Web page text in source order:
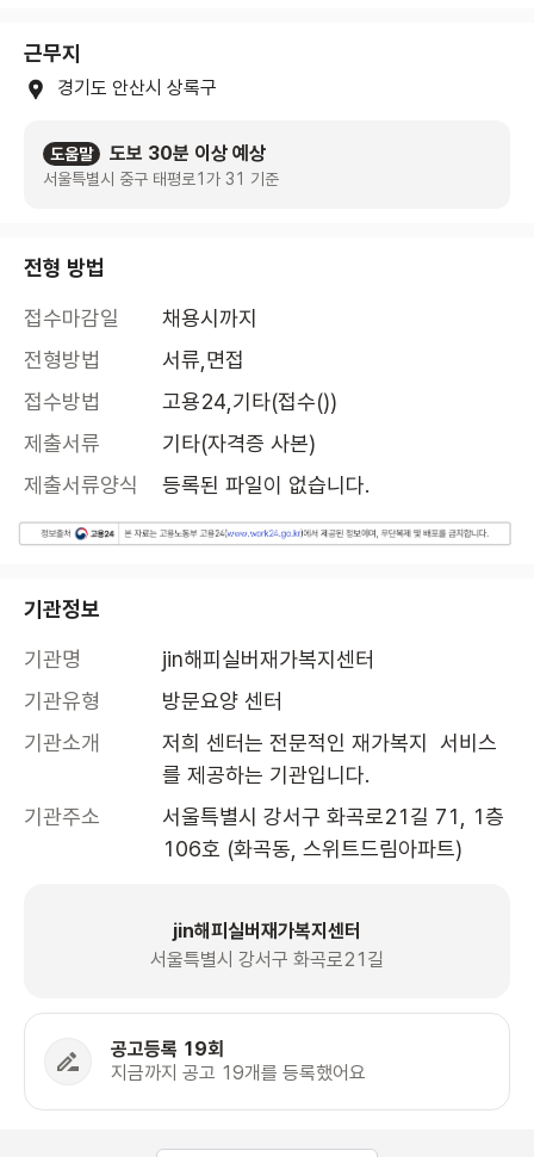
근무지
경기도 안산시 상록구
도움말 도보 30분 이상 예상
서울특별시 중구 태평로1가 31 기준
전형 방법
접수마감일
채용시까지
전형방법
서류,면접
접수방법
고용24,기타(접수())
제출서류
기타(자격증 사본)
제출서류양식
등록된 파일이 없습니다.
기관정보
기관명
jin해피실버재가복지센터
기관유형
방문요양 센터
기관소개
저희 센터는 전문적인 재가복지  서비스
를 제공하는 기관입니다.
기관주소
서울특별시 강서구 화곡로21길 71, 1층
106호 (화곡동, 스위트드림아파트)
jin해피실버재가복지센터
서울특별시 강서구 화곡로21길
공고등록 19회
지금까지 공고 19개를 등록했어요